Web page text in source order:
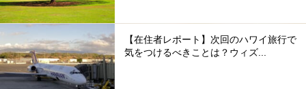
【在住者レポート】次回のハワイ旅行で
気をつけるべきことは？ウィズ...